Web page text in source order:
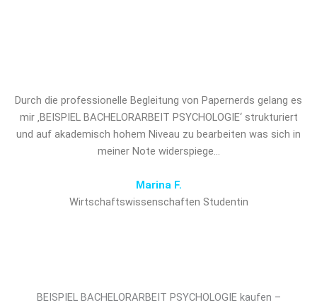
Durch die professionelle Begleitung von Papernerds gelang es
mir ‚BEISPIEL BACHELORARBEIT PSYCHOLOGIE‘ strukturiert
und auf akademisch hohem Niveau zu bearbeiten was sich in
meiner Note widerspiege…
Marina F.
Wirtschaftswissenschaften Studentin
BEISPIEL BACHELORARBEIT PSYCHOLOGIE kaufen –